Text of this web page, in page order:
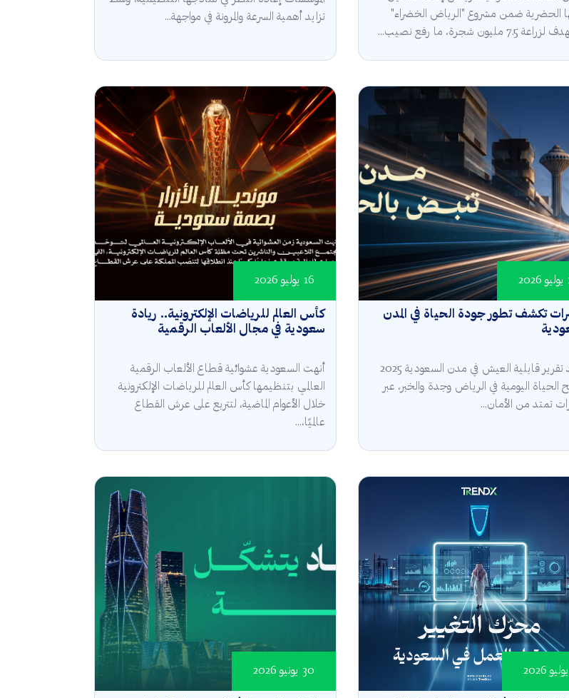
الحضرية ضمن مشروع "الرياض الخضراء"
7.5 مليون شجرة، ما رفع نصيب...
تزايد أهمية السرعة والمرونة في مواجهة...
تكشف تطور جودة الحياة في المدن
يرصد تقرير قابلية العيش في مدن السعودية 2025
الحياة اليومية في الرياض وجدة والخبر، عبر
تمتد من الأمان...
كأس العالم للرياضات الإلكترونية.. ريادة
سعودية في مجال الألعاب الرقمية
16 يوليو 2026
أنهت السعودية عشوائية قطاع الألعاب الرقمية
العالمي بتنظيمها كأس العالم للرياضات الإلكترونية
خلال الأعوام الماضية، لتتربع على عرش القطاع
عالميًا،...
30 يونيو 2026